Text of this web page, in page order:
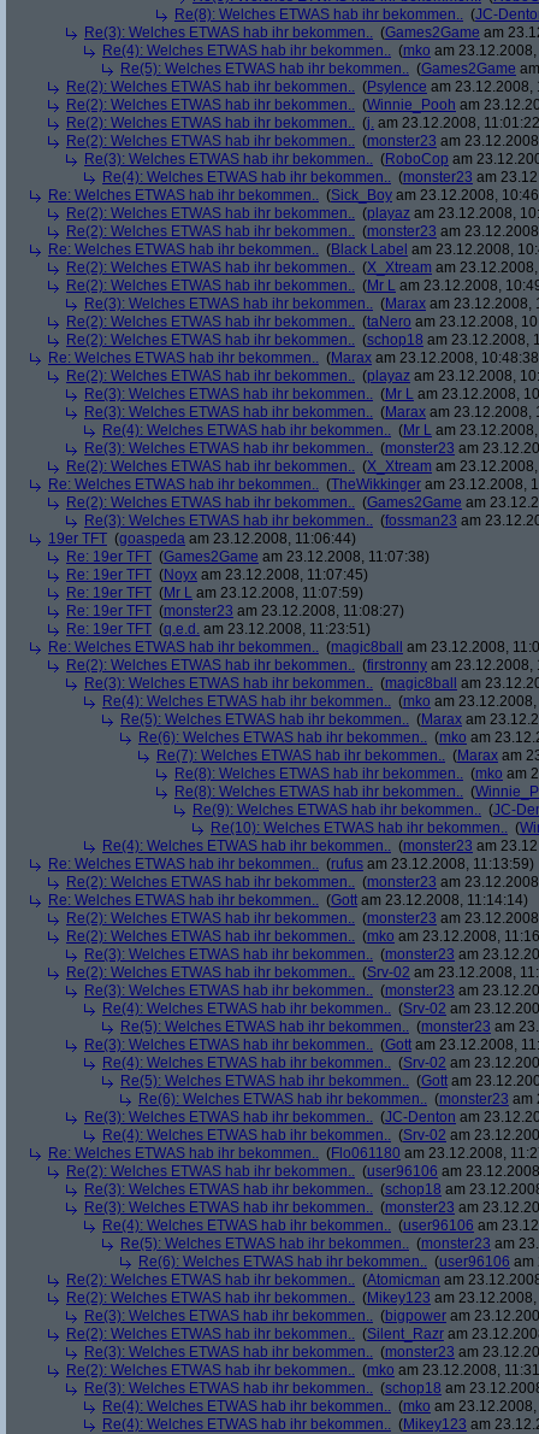
Re(8): Welches ETWAS hab ihr bekommen.. (JC-
Re(3): Welches ETWAS hab ihr bekommen.. (Games2Game am
Re(4): Welches ETWAS hab ihr bekommen.. (mko am
Re(5): Welches ETWAS hab ihr bekommen.. (Games2Game
Re(2): Welches ETWAS hab ihr bekommen.. (Psylence am 23.12.2008,
Re(2): Welches ETWAS hab ihr bekommen.. (Winnie_Pooh am
Re(2): Welches ETWAS hab ihr bekommen.. (j. am 23.12.2008,
Re(2): Welches ETWAS hab ihr bekommen.. (monster23 am
Re(3): Welches ETWAS hab ihr bekommen.. (RoboCop am
Re(4): Welches ETWAS hab ihr bekommen.. (monster23 am
Re: Welches ETWAS hab ihr bekommen.. (Sick_Boy am 23.12.2008,
Re(2): Welches ETWAS hab ihr bekommen.. (playaz am 23.12.2008,
Re(2): Welches ETWAS hab ihr bekommen.. (monster23 am
Re: Welches ETWAS hab ihr bekommen.. (Black Label am 23.12.2008,
Re(2): Welches ETWAS hab ihr bekommen.. (X_Xtream am
Re(2): Welches ETWAS hab ihr bekommen.. (Mr L am 23.12.2008,
Re(3): Welches ETWAS hab ihr bekommen.. (Marax am 23.12.2008,
Re(2): Welches ETWAS hab ihr bekommen.. (taNero am 23.12.2008,
Re(2): Welches ETWAS hab ihr bekommen.. (schop18 am 23.12.2008,
Re: Welches ETWAS hab ihr bekommen.. (Marax am 23.12.2008,
Re(2): Welches ETWAS hab ihr bekommen.. (playaz am 23.12.2008,
Re(3): Welches ETWAS hab ihr bekommen.. (Mr L am 23.12.2008,
Re(3): Welches ETWAS hab ihr bekommen.. (Marax am 23.12.2008,
Re(4): Welches ETWAS hab ihr bekommen.. (Mr L am
Re(3): Welches ETWAS hab ihr bekommen.. (monster23 am
Re(2): Welches ETWAS hab ihr bekommen.. (X_Xtream am
Re: Welches ETWAS hab ihr bekommen.. (TheWikkinger am 23.12.2008,
Re(2): Welches ETWAS hab ihr bekommen.. (Games2Game am
Re(3): Welches ETWAS hab ihr bekommen.. (fossman23 am
19er TFT (goaspeda am 23.12.2008, 11:06:44)
Re: 19er TFT (Games2Game am 23.12.2008, 11:07:38)
Re: 19er TFT (Noyx am 23.12.2008, 11:07:45)
Re: 19er TFT (Mr L am 23.12.2008, 11:07:59)
Re: 19er TFT (monster23 am 23.12.2008, 11:08:27)
Re: 19er TFT (q.e.d. am 23.12.2008, 11:23:51)
Re: Welches ETWAS hab ihr bekommen.. (magic8ball
am 23.12.2008,
Re(2): Welches ETWAS hab ihr bekommen.. (firstronny am 23.12.2008,
Re(3): Welches ETWAS hab ihr bekommen.. (magic8ball
am
Re(4): Welches ETWAS hab ihr bekommen.. (mko am
Re(5): Welches ETWAS hab ihr bekommen.. (Marax am
Re(6): Welches ETWAS hab ihr bekommen.. (mko am
Re(7): Welches ETWAS hab ihr bekommen.. (Marax am
Re(8): Welches ETWAS hab ihr bekommen.. (mko am
Re(8): Welches ETWAS hab ihr bekommen.. (
Re(9): Welches ETWAS hab ihr bekommen.. (JC-
Re(10): Welches ETWAS hab ihr bekommen.. (
Re(4): Welches ETWAS hab ihr bekommen.. (monster23 am
Re: Welches ETWAS hab ihr bekommen.. (rufus am 23.12.2008, 11:13:59)
Re(2): Welches ETWAS hab ihr bekommen.. (monster23 am
Re: Welches ETWAS hab ihr bekommen.. (Gott am 23.12.2008, 11:14:14)
Re(2): Welches ETWAS hab ihr bekommen.. (monster23 am
Re(2): Welches ETWAS hab ihr bekommen.. (mko am 23.12.2008,
Re(3): Welches ETWAS hab ihr bekommen.. (monster23 am
Re(2): Welches ETWAS hab ihr bekommen.. (Srv-02 am 23.12.2008,
Re(3): Welches ETWAS hab ihr bekommen.. (monster23 am
Re(4): Welches ETWAS hab ihr bekommen.. (Srv-02 am
Re(5): Welches ETWAS hab ihr bekommen.. (monster23 am
Re(3): Welches ETWAS hab ihr bekommen.. (Gott am 23.12.2008,
Re(4): Welches ETWAS hab ihr bekommen.. (Srv-02 am
Re(5): Welches ETWAS hab ihr bekommen.. (Gott am
Re(6): Welches ETWAS hab ihr bekommen.. (monster23 am
Re(3): Welches ETWAS hab ihr bekommen.. (JC-Denton am
Re(4): Welches ETWAS hab ihr bekommen.. (Srv-02 am
Re: Welches ETWAS hab ihr bekommen.. (Flo061180 am 23.12.2008,
Re(2): Welches ETWAS hab ihr bekommen.. (user96106 am
Re(3): Welches ETWAS hab ihr bekommen.. (schop18 am
Re(3): Welches ETWAS hab ihr bekommen.. (monster23 am
Re(4): Welches ETWAS hab ihr bekommen.. (user96106 am
Re(5): Welches ETWAS hab ihr bekommen.. (monster23 am
Re(6): Welches ETWAS hab ihr bekommen.. (user96106 am
Re(2): Welches ETWAS hab ihr bekommen.. (Atomicman am
Re(2): Welches ETWAS hab ihr bekommen.. (Mikey123 am
Re(3): Welches ETWAS hab ihr bekommen.. (bigpower am
Re(2): Welches ETWAS hab ihr bekommen.. (Silent_Razr am
Re(3): Welches ETWAS hab ihr bekommen.. (monster23 am
Re(2): Welches ETWAS hab ihr bekommen.. (mko am 23.12.2008,
Re(3): Welches ETWAS hab ihr bekommen.. (schop18 am
Re(4): Welches ETWAS hab ihr bekommen.. (mko am
Re(4): Welches ETWAS hab ihr bekommen.. (Mikey123 am